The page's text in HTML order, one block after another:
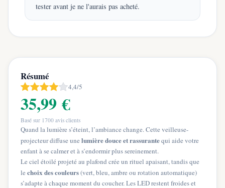
tester avant je ne l'aurais pas acheté.
Résumé
4,4/5
35,99 €
Basé sur 1700 avis clients
Quand la lumière s’éteint, l’ambiance change. Cette veilleuse-
projecteur diffuse une lumière douce et rassurantequi aide votre
enfant à se calmer et à s’endormir plus sereinement.
Le ciel étoilé projeté au plafond crée un rituel apaisant, tandis que
le choix des couleurs(vert, bleu, ambre ou rotation automatique)
s’adapte à chaque moment du coucher. Les LED restent froides et